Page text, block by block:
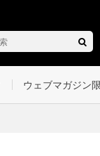
ウェブマガジン